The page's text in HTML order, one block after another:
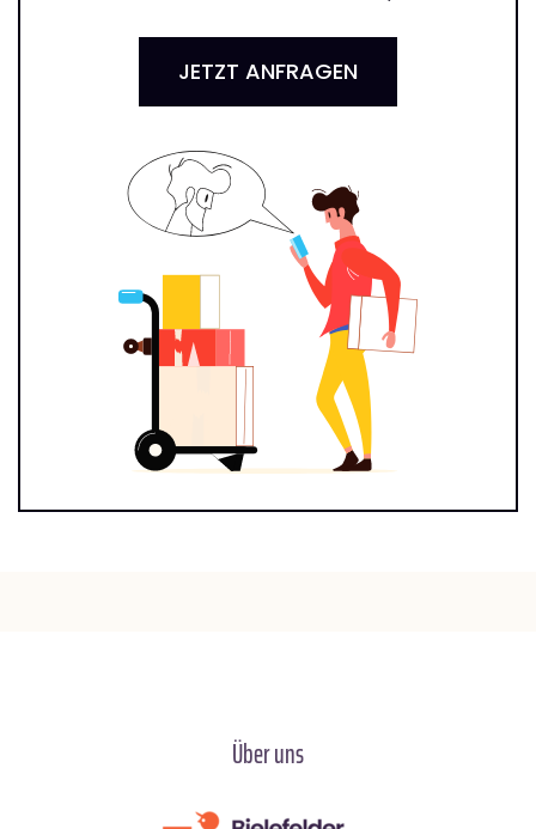
JETZT ANFRAGEN
Über uns